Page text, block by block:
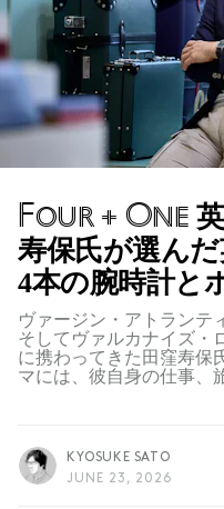
Four + One
寿保氏が選ん
4本の腕時計と
ヴァージン・アトランテ
そしてヴァルカナイズ・
に携わってきた田窪寿保
マには、彼自身の仕事、
KYOSUKE SATO
JUNE 23, 2026